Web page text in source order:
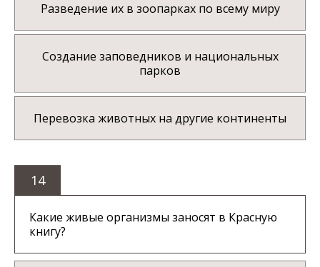
Разведение их в зоопарках по всему миру
Создание заповедников и национальных
парков
Перевозка животных на другие континенты
14
Какие живые организмы заносят в Красную
книгу?